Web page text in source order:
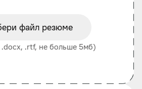
файл резюме
.rtf, не больше 5мб)